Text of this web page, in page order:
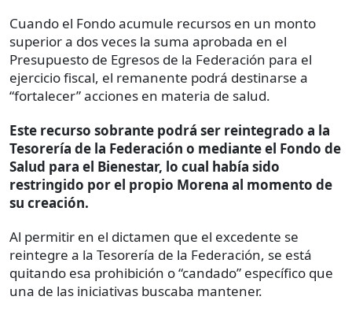
Cuando el Fondo acumule recursos en un monto
superior a dos veces la suma aprobada en el
Presupuesto de Egresos de la Federación para el
ejercicio fiscal, el remanente podrá destinarse a
“fortalecer” acciones en materia de salud.
Este recurso sobrante podrá ser reintegrado a la
Tesorería de la Federación o mediante el Fondo de
Salud para el Bienestar, lo cual había sido
restringido por el propio Morena al momento de
su creación.
Al permitir en el dictamen que el excedente se
reintegre a la Tesorería de la Federación, se está
quitando esa prohibición o “candado” específico que
una de las iniciativas buscaba mantener.